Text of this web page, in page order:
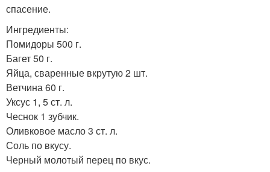
спасение.
Ингредиенты:
Помидоры 500 г.
Багет 50 г.
Яйца, сваренные вкрутую 2 шт.
Ветчина 60 г.
Уксус 1, 5 ст. л.
Чеснок 1 зубчик.
Оливковое масло 3 ст. л.
Соль по вкусу.
Черный молотый перец по вкус.